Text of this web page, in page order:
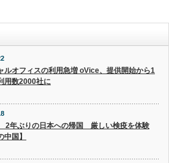
ルオフィスの利用急増 oVice、提供開始から1
用数2000社に
年ぶりの日本への帰国 厳しい検疫を体験
中国】